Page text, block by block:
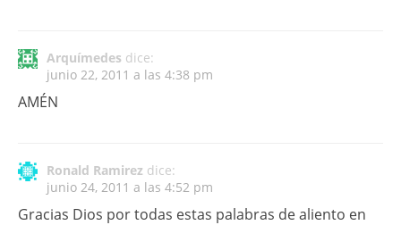
Arquímedes dice:
junio 22, 2011 a las 4:38 pm
AMÉN
Ronald Ramirez dice:
junio 24, 2011 a las 4:52 pm
Gracias Dios por todas estas palabras de aliento en